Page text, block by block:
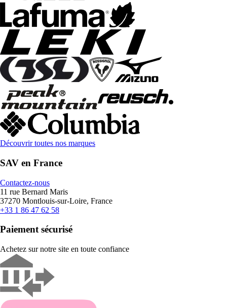
Découvrir toutes nos marques
SAV en France
Contactez-nous
11 rue Bernard Maris
37270 Montlouis-sur-Loire, France
+33 1 86 47 62 58
Paiement sécurisé
Achetez sur notre site en toute confiance